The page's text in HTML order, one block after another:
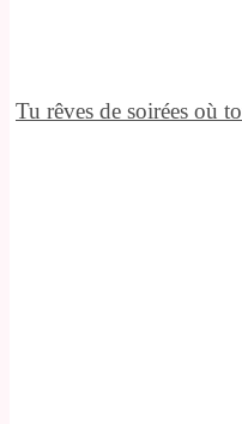
Tu rêves de soirées où